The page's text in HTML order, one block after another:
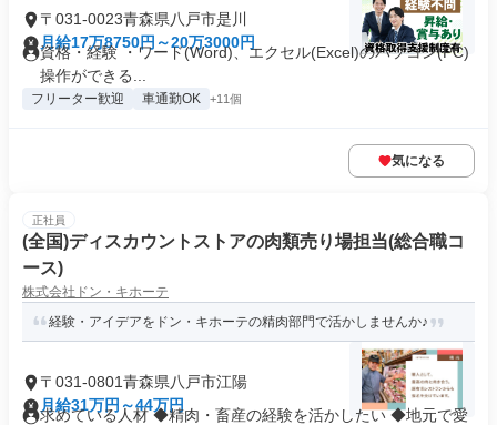
〒031-0023青森県八戸市是川
月給17万8750円～20万3000円
資格・経験 ・ワード(Word)、エクセル(Excel)のパソコン(PC)
操作ができる...
フリーター歓迎 車通勤OK +11個
気になる
正社員
(全国)ディスカウントストアの肉類売り場担当(総合職コ
ース)
株式会社ドン・キホーテ
経験・アイデアをドン・キホーテの精肉部門で活かしませんか♪
〒031-0801青森県八戸市江陽
月給31万円～44万円
求めている人材 ◆精肉・畜産の経験を活かしたい ◆地元で愛